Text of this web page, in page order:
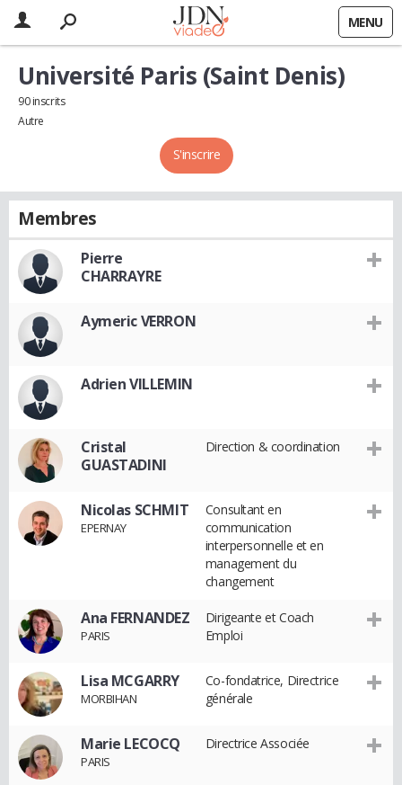
MENU
S'inscrire
Université Paris (Saint Denis)
90 inscrits
Autre
Membres
Pierre
CHARRAYRE
Aymeric VERRON
Adrien VILLEMIN
Cristal
GUASTADINI
Direction & coordination
Nicolas SCHMIT
EPERNAY
Consultant en
communication
interpersonnelle et en
management du
changement
Ana FERNANDEZ
PARIS
Dirigeante et Coach
Emploi
Lisa MCGARRY
MORBIHAN
Co-fondatrice, Directrice
générale
Marie LECOCQ
PARIS
Directrice Associée